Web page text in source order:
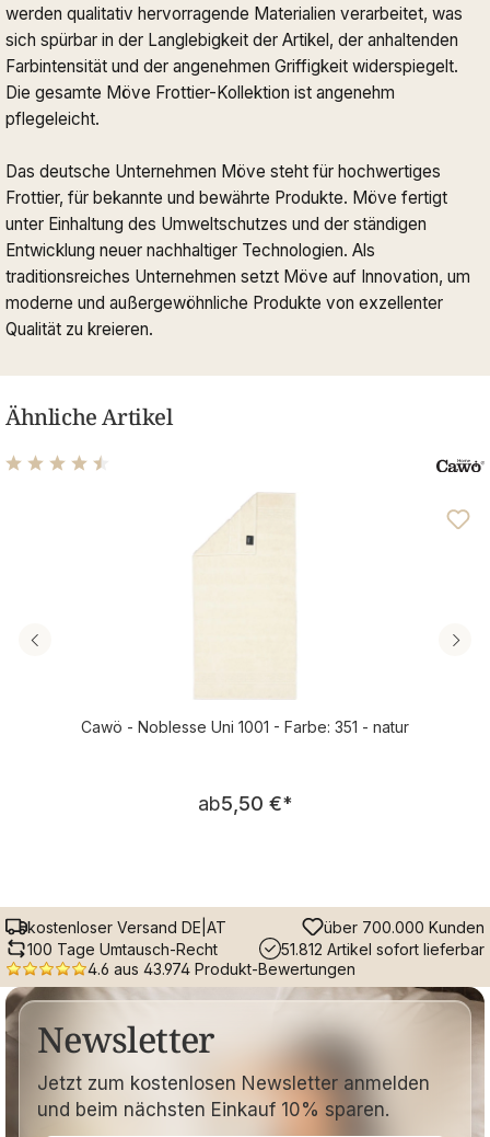
werden qualitativ hervorragende Materialien verarbeitet, was
sich spürbar in der Langlebigkeit der Artikel, der anhaltenden
Farbintensität und der angenehmen Griffigkeit widerspiegelt.
Die gesamte Möve Frottier-Kollektion ist angenehm
pflegeleicht.
Das deutsche Unternehmen Möve steht für hochwertiges
Frottier, für bekannte und bewährte Produkte. Möve fertigt
unter Einhaltung des Umweltschutzes und der ständigen
Entwicklung neuer nachhaltiger Technologien. Als
traditionsreiches Unternehmen setzt Möve auf Innovation, um
moderne und außergewöhnliche Produkte von exzellenter
Qualität zu kreieren.
Ähnliche Artikel
Durchschnittliche Bewertung von 4.61 von 5 Sternen
Cawö - Noblesse Uni 1001 - Farbe: 351 - natur
Regulärer Preis:
ab5,50 €*
kostenloser Versand DE|AT
über 700.000 Kunden
100 Tage Umtausch-Recht
51.812 Artikel sofort lieferbar
4.6 aus 43.974 Produkt-Bewertungen
Newsletter
Jetzt zum kostenlosen Newsletter anmelden
und beim nächsten Einkauf 10% sparen.